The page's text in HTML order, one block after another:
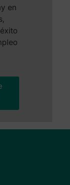
en